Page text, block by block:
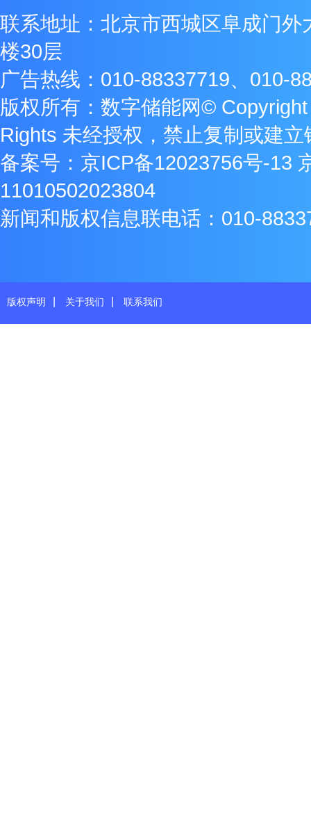
联系地址：北京市西城区阜成门外
楼30层
广告热线：010-88337719、010-
版权所有：数字储能网©
Rights 未经授权，禁止复制或建立
备案号： 京ICP备12023756号-13
11010502023804
新闻和版权信息联电话：010-
版权声明 关于我们 联系我们